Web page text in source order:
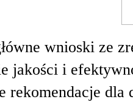
wnioski ze
jakości i
rekomendacje